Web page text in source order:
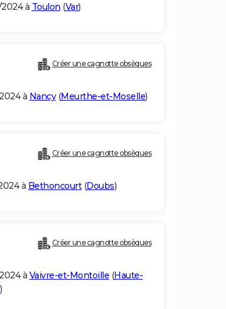
à Toulon (Var)
Créer une cagnotte obsèques
à Nancy(Meurthe-et-Moselle)
Créer une cagnotte obsèques
à Bethoncourt(Doubs)
Créer une cagnotte obsèques
à Vaivre-et-Montoille (Haute-
)